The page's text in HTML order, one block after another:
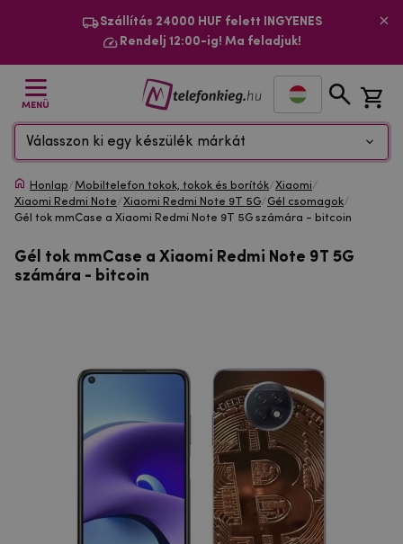
Szállítás 24000 HUF felett INGYENES
Rendelj 12:00-ig! Ma feladjuk!
MENÜ
Válasszon ki egy készülék márkát
Honlap/Mobiltelefon tokok, tokok és borítók/Xiaomi/
Xiaomi Redmi Note/Xiaomi Redmi Note 9T 5G/Gél csomagok/
Gél tok mmCase a Xiaomi Redmi Note 9T 5G számára - bitcoin
Gél tok mmCase a Xiaomi Redmi Note 9T 5G
számára - bitcoin